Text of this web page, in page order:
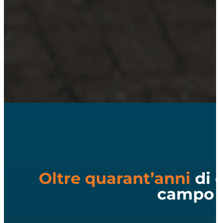
Oltre quarant’anni di
campo